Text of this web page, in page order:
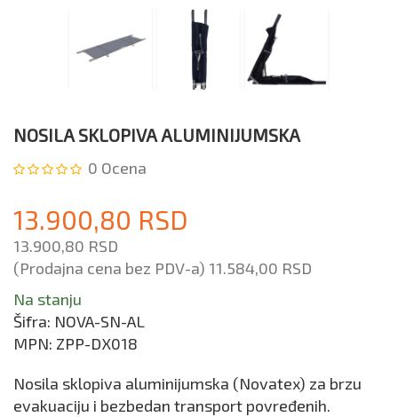
NOSILA SKLOPIVA ALUMINIJUMSKA
0 Ocena
13.900,80 RSD
13.900,80 RSD
(Prodajna cena bez PDV-a) 11.584,00 RSD
Na stanju
Šifra: NOVA-SN-AL
MPN: ZPP-DX018
Nosila sklopiva aluminijumska (Novatex) za brzu
evakuaciju i bezbedan transport povređenih.